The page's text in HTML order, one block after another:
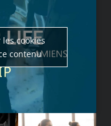
cookies
contenu